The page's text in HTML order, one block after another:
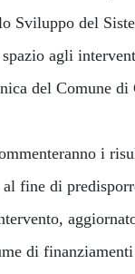
Sviluppo del
agli
del Comune
i
fine di
di